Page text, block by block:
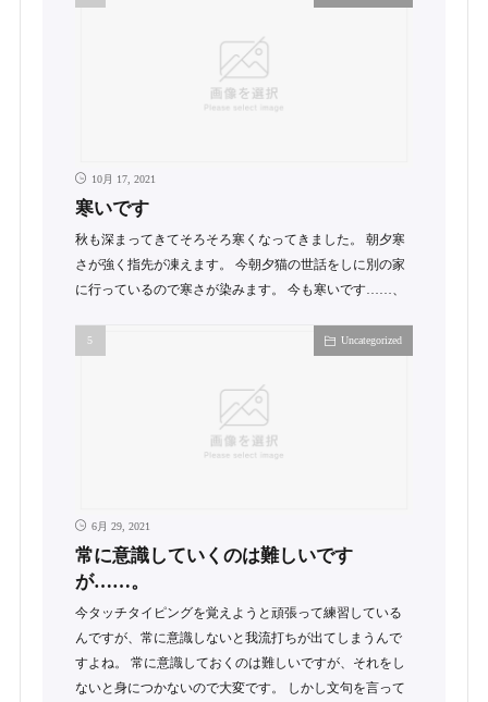
10月 17, 2021
寒いです
秋も深まってきてそろそろ寒くなってきました。 朝夕寒
さが強く指先が凍えます。 今朝夕猫の世話をしに別の家
に行っているので寒さが染みます。 今も寒いです……、
Uncategorized
6月 29, 2021
常に意識していくのは難しいです
が……。
今タッチタイピングを覚えようと頑張って練習している
んですが、常に意識しないと我流打ちが出てしまうんで
すよね。 常に意識しておくのは難しいですが、それをし
ないと身につかないので大変です。 しかし文句を言って